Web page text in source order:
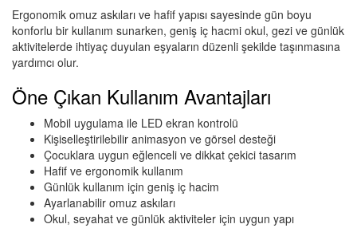
Ergonomik omuz askıları ve hafif yapısı sayesinde gün boyu
konforlu bir kullanım sunarken, geniş iç hacmi okul, gezi ve günlük
aktivitelerde ihtiyaç duyulan eşyaların düzenli şekilde taşınmasına
yardımcı olur.
Öne Çıkan Kullanım Avantajları
Mobil uygulama ile LED ekran kontrolü
Kişiselleştirilebilir animasyon ve görsel desteği
Çocuklara uygun eğlenceli ve dikkat çekici tasarım
Hafif ve ergonomik kullanım
Günlük kullanım için geniş iç hacim
Ayarlanabilir omuz askıları
Okul, seyahat ve günlük aktiviteler için uygun yapı